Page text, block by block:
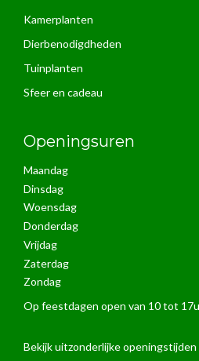
Kamerplanten
Dierbenodigdheden
Tuinplanten
Sfeer en cadeau
Openingsuren
Maandag
Dinsdag
Woensdag
Donderdag
Vrijdag
Zaterdag
Zondag
Op feestdagen open van 10 tot 17u
Bekijk uitzonderlijke openingstijden